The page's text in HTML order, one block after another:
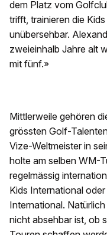
dem Platz vom
trifft, trainieren die
unübersehbar.
zweieinhalb Jahre alt
mit fünf.»
Mittlerweile gehören
grössten Golf-
Vize-Weltmeister in
holte am selben WM-
regelmässig
Kids International
International.
nicht absehbar ist, ob